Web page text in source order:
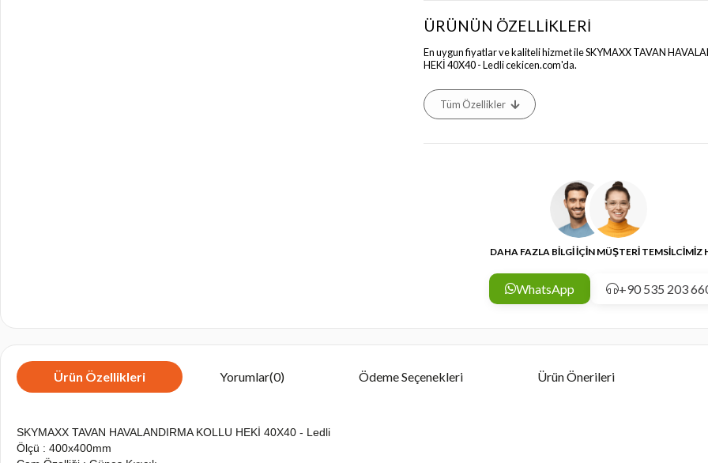
ÜRÜNÜN ÖZELLİKLERİ
En uygun fiyatlar ve kaliteli hizmet ile SKYMAXX TAVAN
HEKİ 40X40 - Ledli cekicen.com'da.
Tüm Özellikler
DAHA FAZLA BİLGİ İÇİN MÜŞTERİ TEMSİLCİMİZ
WhatsApp +90 535 203
Ürün Özellikleri Yorumlar(0) Ödeme Seçenekleri Ürün Önerileri
SKYMAXX TAVAN HAVALANDIRMA KOLLU HEKİ 40X40 - Ledli
Ölçü : 400x400mm